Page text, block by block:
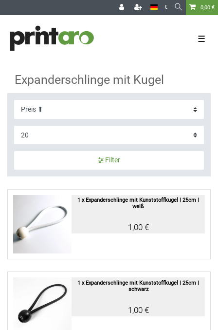
€ 0,00 €
☰
Expanderschlinge mit Kugel
Filter
1 x Expanderschlinge mit Kunststoffkugel | 25cm |
weiß
1,00 €
1 x Expanderschlinge mit Kunststoffkugel | 25cm |
schwarz
1,00 €